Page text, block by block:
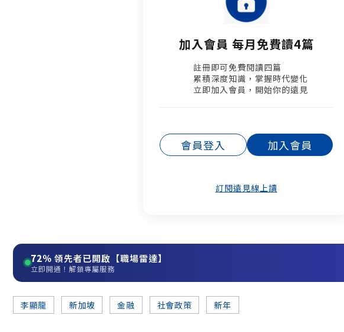
加入會員 每月免費讀4篇
註冊即可免費閱讀四篇​
累積深度知識，掌握時代變化​
立即加入會員，開始你的遠見
會員登入 加入會員
訂閱遠見線上讀
72% 領先者已開啟【職場雷達】
立即開通！解鎖專屬服務
李顯龍 新加坡 金融 社會政策 新年